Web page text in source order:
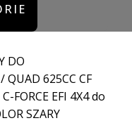
DO
/ QUAD 625CC CF
FORCE EFI 4X4 do
SZARY